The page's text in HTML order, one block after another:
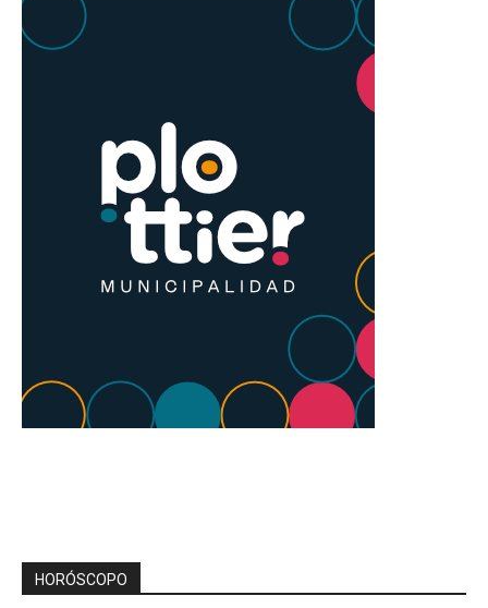
HORÓSCOPO